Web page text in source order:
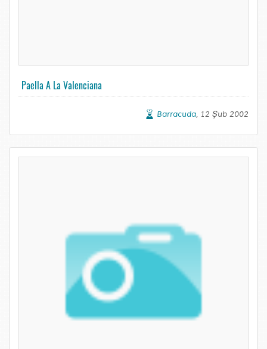
Paella A La Valenciana
Barracuda, 12 Şub 2002